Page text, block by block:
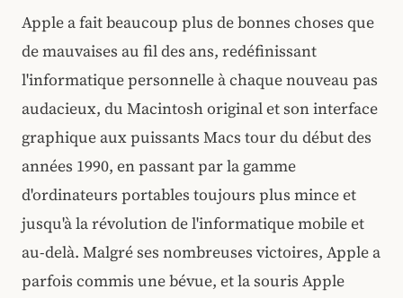
Apple a fait beaucoup plus de bonnes choses que
de mauvaises au fil des ans, redéfinissant
l'informatique personnelle à chaque nouveau pas
audacieux, du Macintosh original et son interface
graphique aux puissants Macs tour du début des
années 1990, en passant par la gamme
d'ordinateurs portables toujours plus mince et
jusqu'à la révolution de l'informatique mobile et
au-delà. Malgré ses nombreuses victoires, Apple a
parfois commis une bévue, et la souris Apple